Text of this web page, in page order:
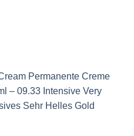
Permanente Creme
– 09.33 Intensive Very
Sehr Helles Gold